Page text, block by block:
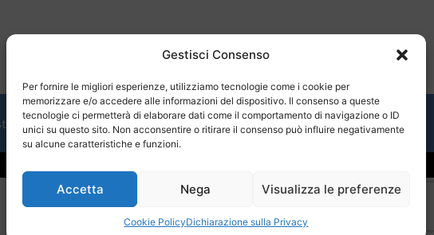
Gestisci Consenso
Per fornire le migliori esperienze, utilizziamo tecnologie come i cookie per
memorizzare e/o accedere alle informazioni del dispositivo. Il consenso a queste
tecnologie ci permetterà di elaborare dati come il comportamento di navigazione o ID
unici su questo sito. Non acconsentire o ritirare il consenso può influire negativamente
su alcune caratteristiche e funzioni.
Accetta Nega Visualizza le preferenze
Cookie PolicyDichiarazione sulla Privacy
Contatti